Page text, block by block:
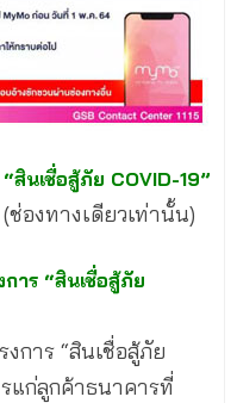
สินเชื่อสู้ภัย COVID-19”
องทางเดียวเท่านั้น)
าร “สินเชื่อสู้ภัย
การ “สินเชื่อสู้ภัย
รแก่ลูกค้าธนาคารที่